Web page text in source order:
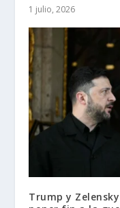
1 julio, 2026
Trump y